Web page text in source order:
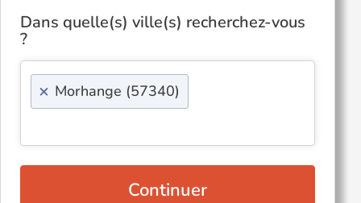
Dans quelle(s) ville(s) recherchez-vous
?
× Morhange (57340)
Continuer